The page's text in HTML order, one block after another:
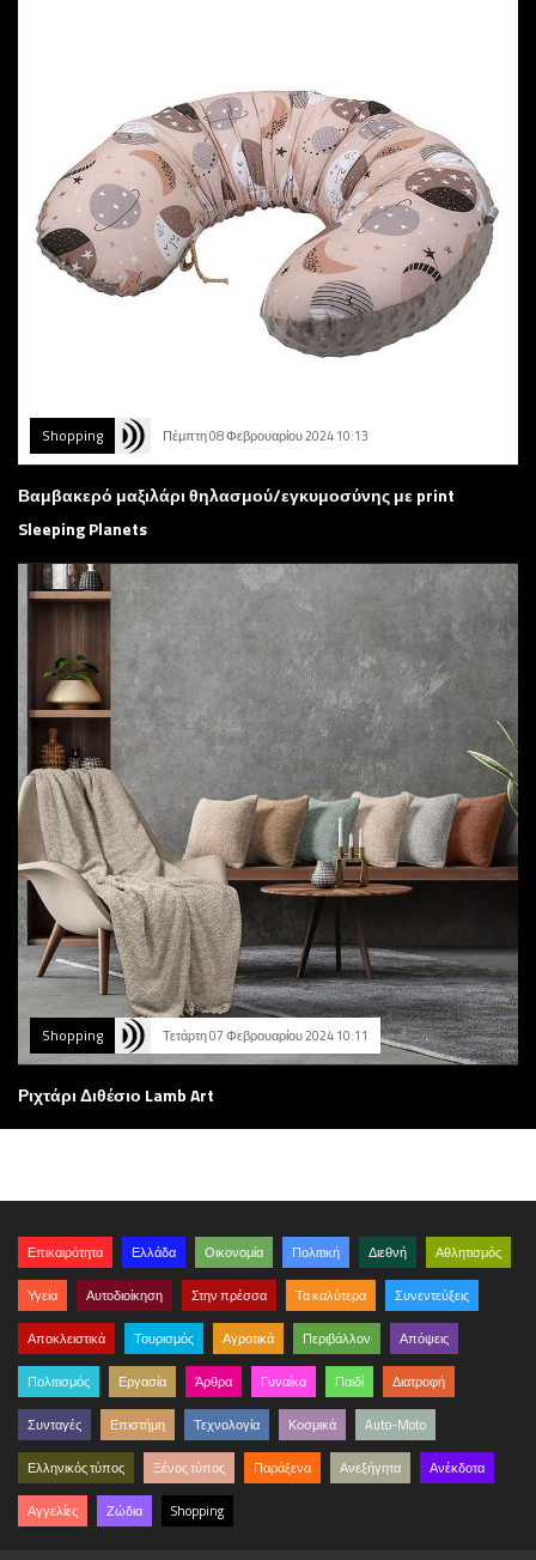
Shopping Πέμπτη 08 Φεβρουαρίου 2024 10:13
Βαμβακερό μαξιλάρι θηλασμού/εγκυμοσύνης με print
Sleeping Planets
Shopping Τετάρτη 07 Φεβρουαρίου 2024 10:11
Ριχτάρι Διθέσιο Lamb Art
Επικαιρότητα Ελλάδα Οικονομία Πολιτική Διεθνή Αθλητισμός
Υγεία Αυτοδιοίκηση Στην πρέσσα Τα καλύτερα Συνεντεύξεις
Αποκλειστικά Τουρισμός Αγροτικά Περιβάλλον Απόψεις
Πολιτισμός Εργασία Άρθρα Γυναίκα Παιδί Διατροφή
Συνταγές Επιστήμη Τεχνολογία Κοσμικά Auto-Moto
Ελληνικός τύπος Ξένος τύπος Παράξενα Ανεξήγητα Ανέκδοτα
Αγγελίες Ζώδια Shopping